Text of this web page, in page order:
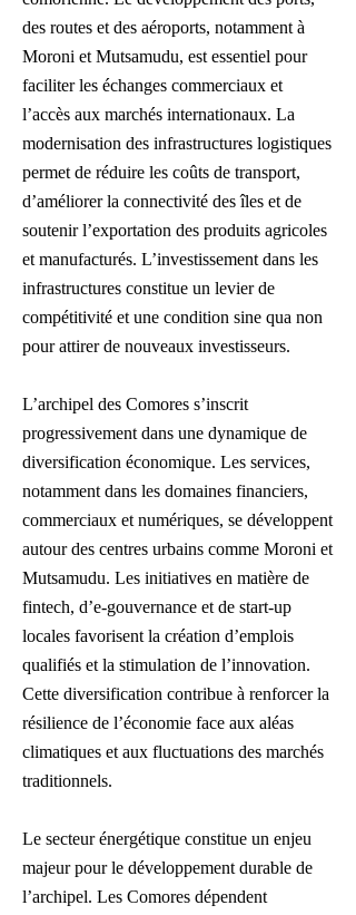
des routes et des aéroports, notamment à
Moroni et Mutsamudu, est essentiel pour
faciliter les échanges commerciaux et
l’accès aux marchés internationaux. La
modernisation des infrastructures logistiques
permet de réduire les coûts de transport,
d’améliorer la connectivité des îles et de
soutenir l’exportation des produits agricoles
et manufacturés. L’investissement dans les
infrastructures constitue un levier de
compétitivité et une condition sine qua non
pour attirer de nouveaux investisseurs.
L’archipel des Comores s’inscrit
progressivement dans une dynamique de
diversification économique. Les services,
notamment dans les domaines financiers,
commerciaux et numériques, se développent
autour des centres urbains comme Moroni et
Mutsamudu. Les initiatives en matière de
fintech, d’e-gouvernance et de start-up
locales favorisent la création d’emplois
qualifiés et la stimulation de l’innovation.
Cette diversification contribue à renforcer la
résilience de l’économie face aux aléas
climatiques et aux fluctuations des marchés
traditionnels.
Le secteur énergétique constitue un enjeu
majeur pour le développement durable de
l’archipel. Les Comores dépendent